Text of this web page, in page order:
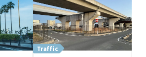
Traffic